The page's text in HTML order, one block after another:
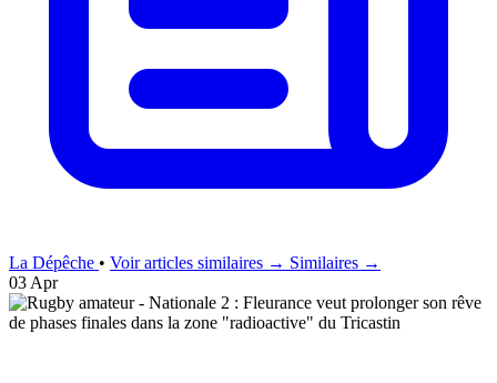
La Dépêche • Voir articles similaires → Similaires →
03 Apr